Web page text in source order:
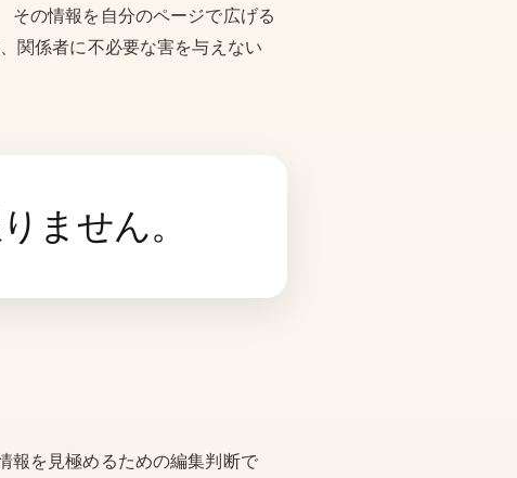
その情報を自分のページで広げる
関係者に不必要な害を与えない
ません。
報を見極めるための編集判断で